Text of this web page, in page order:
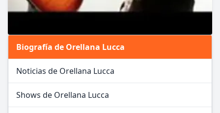
Biografía de Orellana Lucca
Noticias de Orellana Lucca
Shows de Orellana Lucca